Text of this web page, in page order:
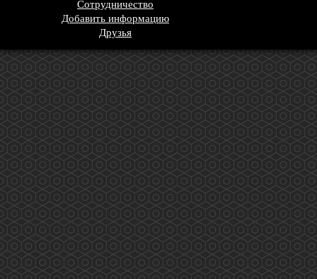
Сотрудничество
Добавить информацию
Друзья